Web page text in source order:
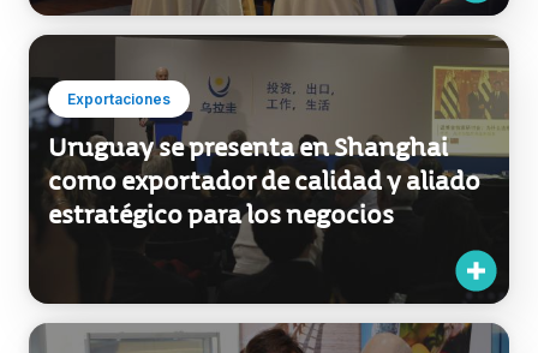
Exportaciones
Uruguay se presenta en Shanghai
como exportador de calidad y aliado
estratégico para los negocios